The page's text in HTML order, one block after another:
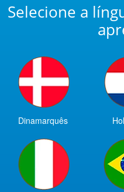
Selecione a
Dinamarquês